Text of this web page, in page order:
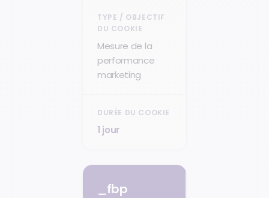
Mesure de la
performance
marketing
1 jour
_fbp